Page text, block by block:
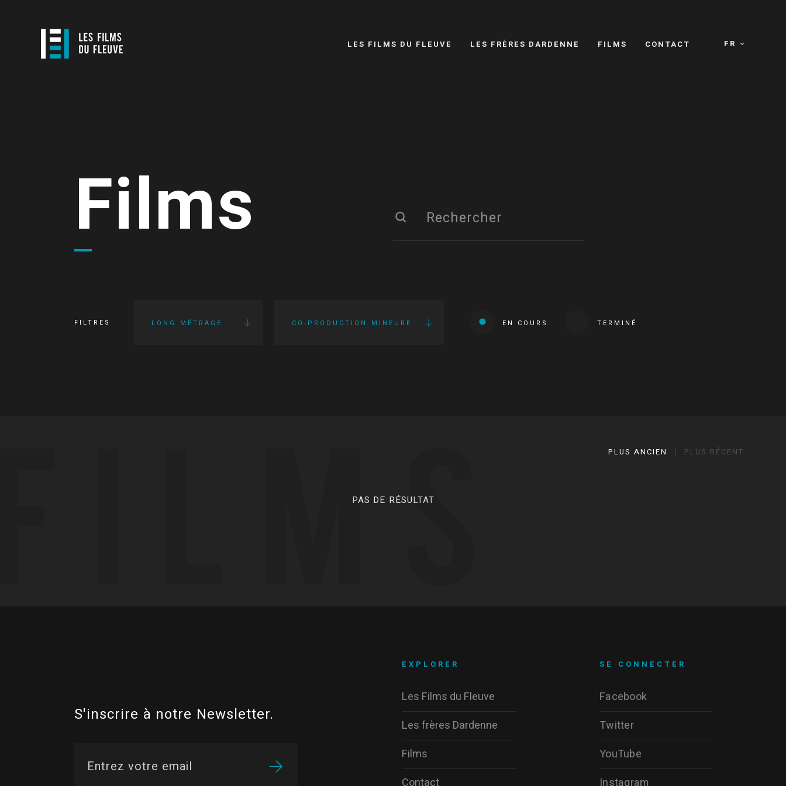
FR
LES FILMS DU FLEUVE LES FRÈRES DARDENNE FILMS CONTACT
Films
FILTRES LONG MÉTRAGE CO-PRODUCTION MINEURE EN COURS TERMINÉ
PLUS ANCIEN PLUS RÉCENT
PAS DE RÉSULTAT
S'inscrire à notre Newsletter.
SE CONNECTER
Facebook
Twitter
YouTube
Instagram
EXPLORER
Les Films du Fleuve
Les frères Dardenne
Films
Contact